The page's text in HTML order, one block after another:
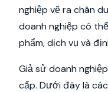
nghiệp vẽ ra chân
doanh nghiệp có
phẩm, dịch vụ và
Giả sử doanh
cấp. Dưới đây là